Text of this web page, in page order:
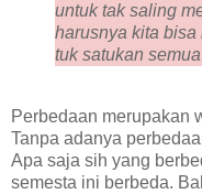
untuk tak saling
harusnya kita bisa
tuk satukan
Perbedaan merupakan
Tanpa adanya
Apa saja sih yang
semesta ini berbeda.